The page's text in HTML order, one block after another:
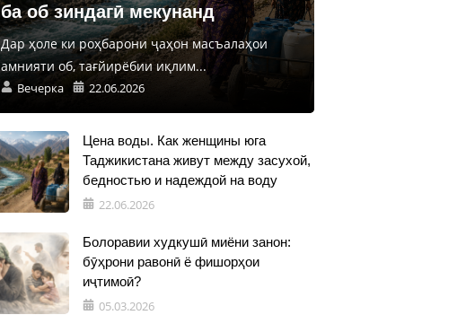
ба об зиндагӣ мекунанд
Дар ҳоле ки роҳбарони ҷаҳон масъалаҳои
амнияти об, тағйирёбии иқлим...
Вечерка 22.06.2026
Цена воды. Как женщины юга
Таджикистана живут между засухой,
бедностью и надеждой на воду
22.06.2026
Болоравии худкушӣ миёни занон:
бӯҳрони равонӣ ё фишорҳои
иҷтимоӣ?
05.03.2026